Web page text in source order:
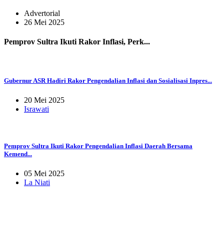
Advertorial
26 Mei 2025
Pemprov Sultra Ikuti Rakor Inflasi, Perk...
Gubernur ASR Hadiri Rakor Pengendalian Inflasi dan Sosialisasi Inpres...
20 Mei 2025
Israwati
Pemprov Sultra Ikuti Rakor Pengendalian Inflasi Daerah Bersama
Kemend...
05 Mei 2025
La Niati